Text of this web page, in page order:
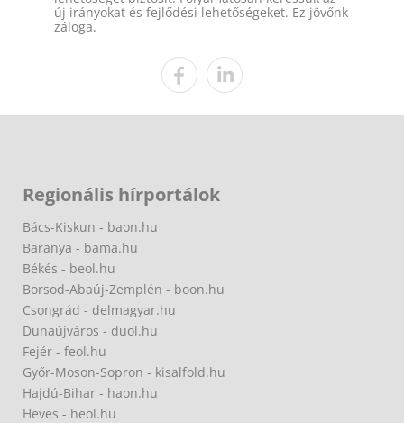
új irányokat és fejlődési lehetőségeket. Ez jövőnk
záloga.
Regionális hírportálok
Bács-Kiskun - baon.hu
Baranya - bama.hu
Békés - beol.hu
Borsod-Abaúj-Zemplén - boon.hu
Csongrád - delmagyar.hu
Dunaújváros - duol.hu
Fejér - feol.hu
Győr-Moson-Sopron - kisalfold.hu
Hajdú-Bihar - haon.hu
Heves - heol.hu